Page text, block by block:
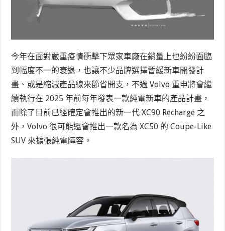
今年在面對嚴重疫情衝擊下眾家車廠在銷量上也紛紛面臨
到幅度不一的衰退，也讓不少品牌選擇暫緩新車開發計
畫、或是縮減產品線來節省開支，不過 Volvo 重申將會繼
續執行在 2025 年前每年發表一款純電新車的產品計畫，
而除了目前已經確定會推出的新一代 XC90 Recharge 之
外，Volvo 很可能還會推出一款名為 XC50 的 Coupe-Like
SUV 來擴張純電陣容。